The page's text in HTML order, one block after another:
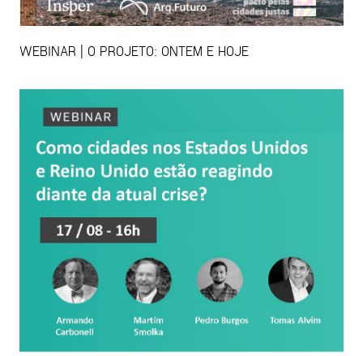
WEBINAR | O PROJETO: ONTEM E HOJE